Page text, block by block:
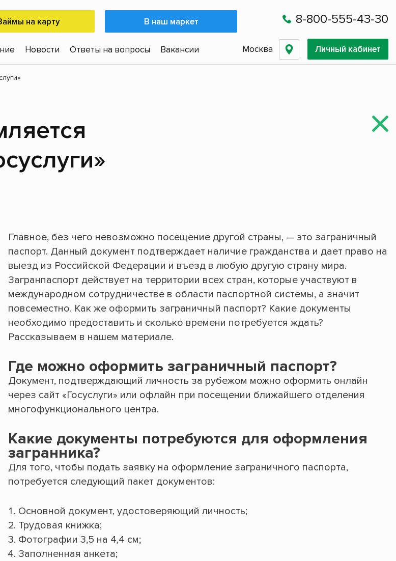
на карту В наш маркет 8-800-555-43-30
Новости Ответы на вопросы Вакансии Москва Личный кабинет
Главное, без чего невозможно посещение другой страны, — это заграничный
паспорт. Данный документ подтверждает наличие гражданства и дает право на
выезд из Российской Федерации и въезд в любую другую страну мира.
Загранпаспорт действует на территории всех стран, которые участвуют в
международном сотрудничестве в области паспортной системы, а значит
повсеместно. Как же оформить заграничный паспорт? Какие документы
необходимо предоставить и сколько времени потребуется ждать?
Рассказываем в нашем материале.
Где можно оформить заграничный паспорт?
Документ, подтверждающий личность за рубежом можно оформить онлайн
через сайт «Госуслуги» или офлайн при посещении ближайшего отделения
многофункционального центра.
Какие документы потребуются для оформления
загранника?
Для того, чтобы подать заявку на оформление заграничного паспорта,
потребуется следующий пакет документов:
Основной документ, удостоверяющий личность;
Трудовая книжка;
Фотографии 3,5 на 4,4 см;
Заполненная анкета;